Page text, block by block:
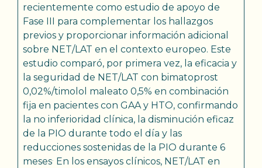
recientemente como estudio de apoyo de
Fase III para complementar los hallazgos
previos y proporcionar información adicional
sobre NET/LAT en el contexto europeo. Este
estudio comparó, por primera vez, la eficacia y
la seguridad de NET/LAT con bimatoprost
0,02%/timolol maleato 0,5% en combinación
fija en pacientes con GAA y HTO, confirmando
la no inferioridad clínica, la disminución eficaz
de la PIO durante todo el día y las
reducciones sostenidas de la PIO durante 6
meses En los ensayos clínicos, NET/LAT en